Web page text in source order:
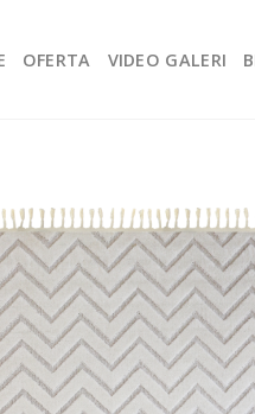
OFERTA VIDEO GALERI